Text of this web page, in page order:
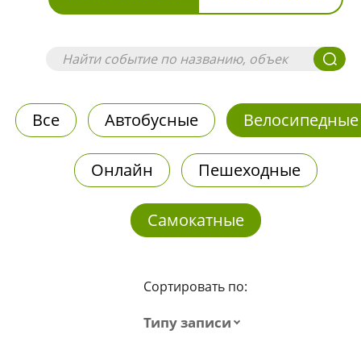
Все Автобусные Велосипедные
Онлайн Пешеходные
Самокатные
Сортировать по:
Типу записи